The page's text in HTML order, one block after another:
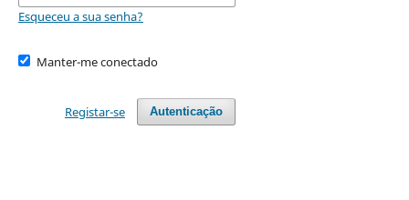
Esqueceu a sua senha?
Manter-me conectado
Autenticação
Registar-se